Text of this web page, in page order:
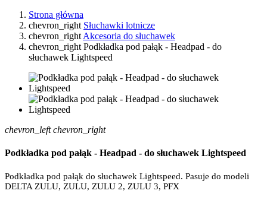
Strona główna
chevron_right Słuchawki lotnicze
chevron_right Akcesoria do słuchawek
chevron_right Podkładka pod pałąk - Headpad - do
słuchawek Lightspeed
chevron_left chevron_right
Podkładka pod pałąk - Headpad - do słuchawek Lightspeed
Podkładka pod pałąk do słuchawek Lightspeed. Pasuje do modeli
DELTA ZULU, ZULU, ZULU 2, ZULU 3, PFX